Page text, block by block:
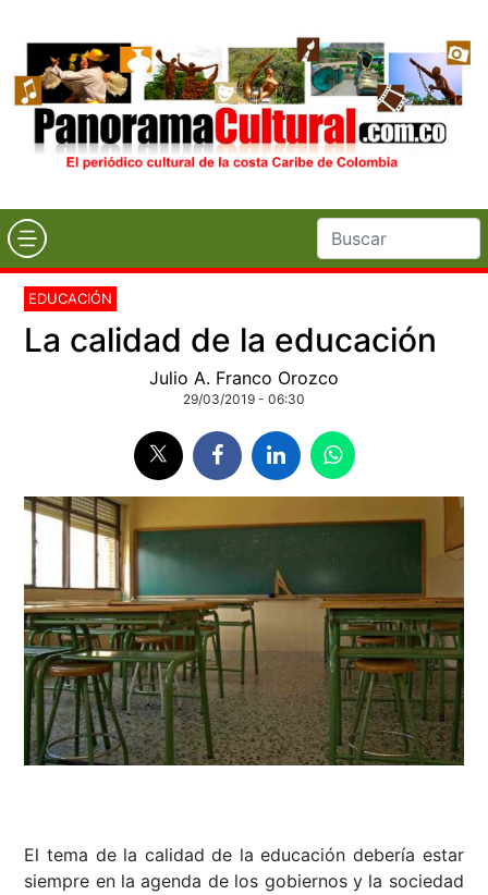
EDUCACIÓN
La calidad de la educación
Julio A. Franco Orozco
29/03/2019 - 06:30
El tema de la calidad de la educación debería estar
siempre en la agenda de los gobiernos y la sociedad